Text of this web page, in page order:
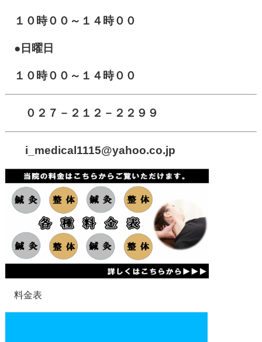
１０時００～１４時００
●日曜日
１０時００～１４時００
０２７－２１２－２２９９
i_medical1115@yahoo.co.jp
料金表